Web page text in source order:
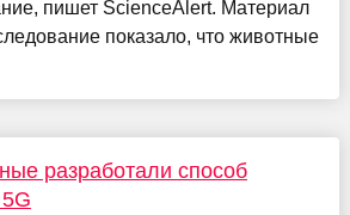
пишет ScienceAlert. Материал
показало, что животные
разработали способ